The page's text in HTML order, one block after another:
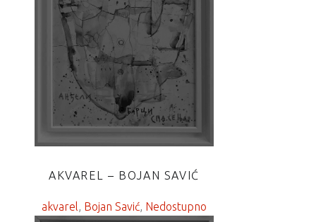
AKVAREL – BOJAN SAVIĆ
akvarel, Bojan Savić, Nedostupno